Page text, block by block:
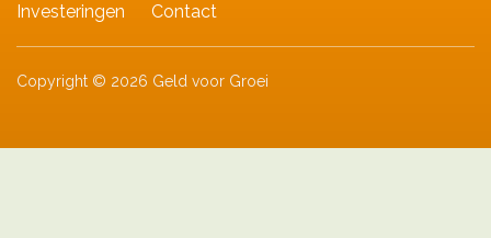
Investeringen
Contact
Copyright © 2026 Geld voor Groei